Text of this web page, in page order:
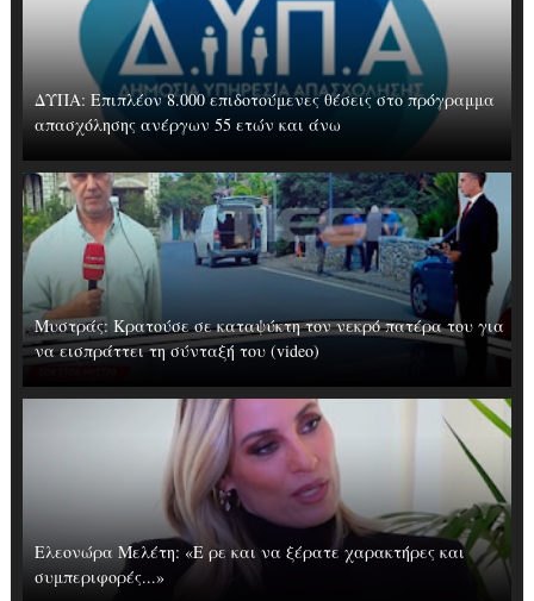
ΔΥΠΑ: Επιπλέον 8.000 επιδοτούμενες θέσεις στο πρόγραμμα
απασχόλησης ανέργων 55 ετών και άνω
Μυστράς: Κρατούσε σε καταψύκτη τον νεκρό πατέρα του για
να εισπράττει τη σύνταξή του (video)
Ελεονώρα Μελέτη: «Ε ρε και να ξέρατε χαρακτήρες και
συμπεριφορές...»